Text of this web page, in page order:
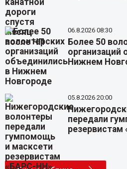
06.8.2026 08:30
Более 50
организаций
Нижнем
05.8.2026 20:00
передали